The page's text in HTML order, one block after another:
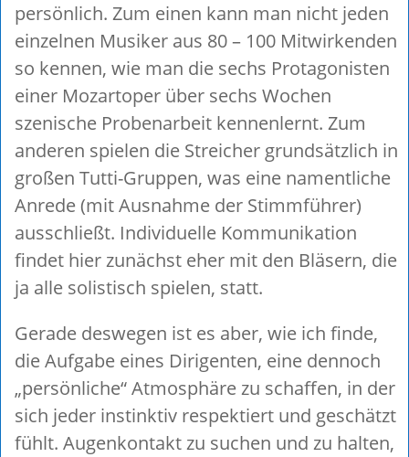
persönlich. Zum einen kann man nicht jeden
einzelnen Musiker aus 80 – 100 Mitwirkenden
so kennen, wie man die sechs Protagonisten
einer Mozartoper über sechs Wochen
szenische Probenarbeit kennenlernt. Zum
anderen spielen die Streicher grundsätzlich in
großen Tutti-Gruppen, was eine namentliche
Anrede (mit Ausnahme der Stimmführer)
ausschließt. Individuelle Kommunikation
findet hier zunächst eher mit den Bläsern, die
ja alle solistisch spielen, statt.
Gerade deswegen ist es aber, wie ich finde,
die Aufgabe eines Dirigenten, eine dennoch
„persönliche“ Atmosphäre zu schaffen, in der
sich jeder instinktiv respektiert und geschätzt
fühlt. Augenkontakt zu suchen und zu halten,